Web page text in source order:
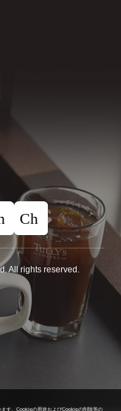
All rights reserved.
す。 Cookieの用途およびCookieの削除等の